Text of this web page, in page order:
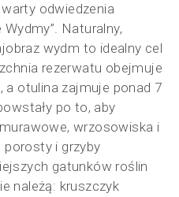
odwiedzenia
Naturalny,
wydm to idealny cel
rezerwatu obejmuje
a otulina zajmuje ponad 7
po to, aby
wrzosowiska i
porosty i grzyby
gatunków roślin
należą: kruszczyk